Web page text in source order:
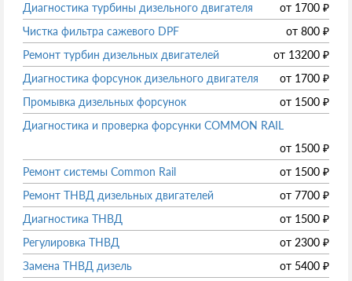
Диагностика турбины дизельного двигателя
от 1700 ₽
Чистка фильтра сажевого DPF
от 800 ₽
Ремонт турбин дизельных двигателей
от 13200 ₽
Диагностика форсунок дизельного двигателя
от 1700 ₽
Промывка дизельных форсунок
от 1500 ₽
Диагностика и проверка форсунки COMMON RAIL
от 1500 ₽
Ремонт системы Common Rail
от 1500 ₽
Ремонт ТНВД дизельных двигателей
от 7700 ₽
Диагностика ТНВД
от 1500 ₽
Регулировка ТНВД
от 2300 ₽
Замена ТНВД дизель
от 5400 ₽